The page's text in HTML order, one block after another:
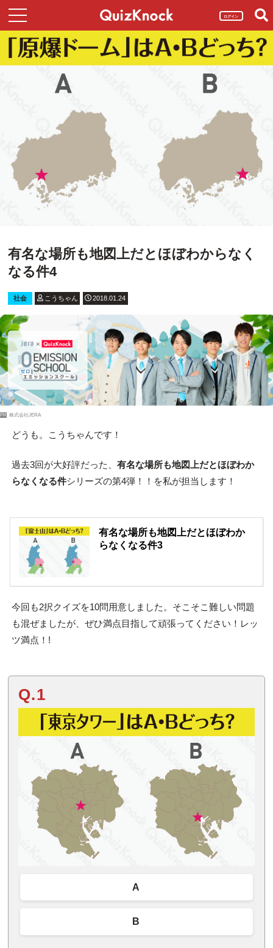
ログイン
有名な場所も地図上だとほぼわからなく
なる件4
社会 こうちゃん 2018.01.24
PR 株式会社JERA
どうも。こうちゃんです！
過去3回が大好評だった、 有名な場所も地図上だとほぼわか
らなくなる件シリーズの第4弾！！を私が担当します！
有名な場所も地図上だとほぼわか
らなくなる件3
今回も2択クイズを10問用意しました。そこそこ難しい問題
も混ぜましたが、ぜひ満点目指して頑張ってください！レッ
ツ満点！!
Q.1
A
B